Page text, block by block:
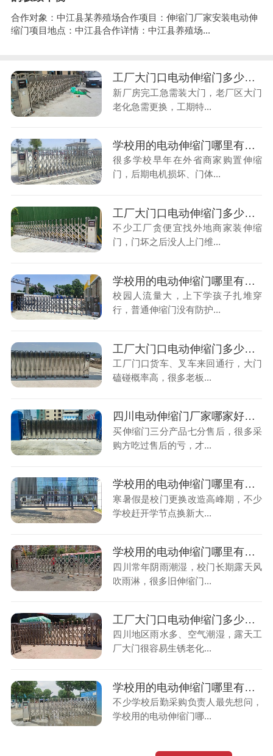
合作对象：中江县某养殖场合作项目：伸缩门厂家安装电动伸
缩门项目地点：中江县合作详情：中江县养殖场...
工厂大门口电动伸缩门多少钱一米？工期紧张，着急投产赶安装
新厂房完工急需装大门，老厂区大门
老化急需更换，工期特...
学校用的电动伸缩门哪里有卖？门体故障之后，找不到人维修维保
很多学校早年在外省商家购置伸缩
门，后期电机损坏、门体...
工厂大门口电动伸缩门多少钱一米？售后找不到人，维修太麻烦
不少工厂贪便宜找外地商家装伸缩
门，门坏之后没人上门维...
学校用的电动伸缩门哪里有卖？缺少防夹配置，存在学生安全隐患
校园人流量大，上下学孩子扎堆穿
行，普通伸缩门没有防护...
工厂大门口电动伸缩门多少钱一米？大车多，门体不耐用容易坏
工厂门口货车、叉车来回通行，大门
磕碰概率高，很多老板...
四川电动伸缩门厂家哪家好？售后无保障？本地厂家才靠谱
买伸缩门三分产品七分售后，很多采
购方吃过售后的亏，才...
学校用的电动伸缩门哪里有卖？临近开学，赶工期装门总延期误事
寒暑假是校门更换改造高峰期，不少
学校赶开学节点换新大...
学校用的电动伸缩门哪里有卖？四川多雨潮湿，校门极易生锈老化
四川常年阴雨潮湿，校门长期露天风
吹雨淋，很多旧伸缩门...
工厂大门口电动伸缩门多少钱一米？潮湿厂区大门易生锈怎么选
四川地区雨水多、空气潮湿，露天工
厂大门很容易生锈老化...
学校用的电动伸缩门哪里有卖？别找中间商踩采购大坑
不少学校后勤采购负责人最先想问，
学校用的电动伸缩门哪...